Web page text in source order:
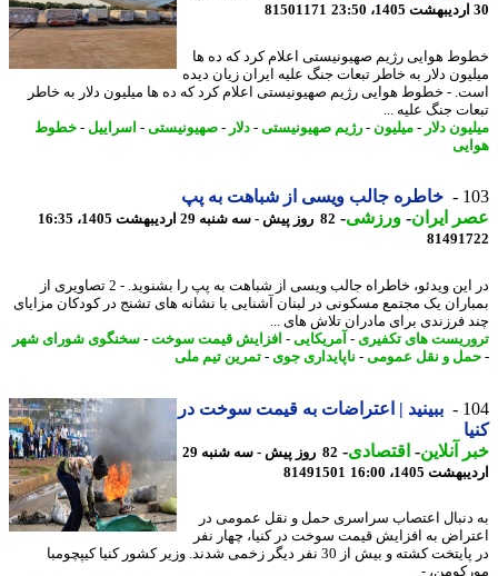
81501171
هوایی رژیم صهیونیستی اعلام کرد که ده ها
دلار به خاطر تبعات جنگ علیه ایران زیان دیده
- خطوط هوایی رژیم صهیونیستی اعلام کرد که ده ها میلیون دلار به خاطر
جنگ علیه ...
دلار-میلیون-رژیم صهیونیستی-دلار-صهیونیستی-اسراییل -خطوط
خاطره جالب ویسی از شباهت به پپ
ایران- ورزشی-82 روز پیش - سه شنبه 29 اردیبهشت 1405، 16:35
در این ویدئو، خاطراه جالب ویسی از شباهت به پپ را بشنوید. - 2 تصاویری از
یک مجتمع مسکونی در لبنان آشنایی با نشانه های تشنج در کودکان مزایای
فرزندی برای مادران تلاش های ...
های تکفیری- آمریکایی-افزایش قیمت سوخت-سخنگوی شورای شهر
و نقل عمومی-ناپایداری جوی-تمرین تیم ملی
ببینید | اعتراضات به قیمت سوخت در
آنلاین-اقتصادی-
82 روز پیش - سه شنبه 29
1405، 16:00
81491501
اعتصاب سراسری حمل و نقل عمومی در
به افزایش قیمت سوخت در کنیا، چهار نفر
در پایتخت کشته و بیش از 30 نفر دیگر زخمی شدند. وزیر کشور کنیا کیپچومبا
-